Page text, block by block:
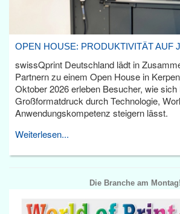
OPEN HOUSE: PRODUKTIVITÄT AUF
swissQprint Deutschland lädt in
Partnern zu einem Open House in
Oktober 2026 erleben Besucher, wie
Großformatdruck durch Technologie,
Anwendungskompetenz steigern lässt.
Weiterlesen...
Die Branche am Montag!